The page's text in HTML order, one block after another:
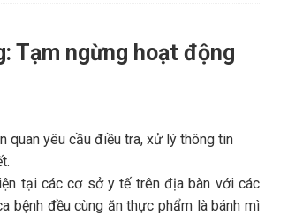
Tạm ngừng hoạt động
quan yêu cầu điều tra, xử lý thông tin
tại các cơ sở y tế trên địa bàn với các
bệnh đều cùng ăn thực phẩm là bánh mì